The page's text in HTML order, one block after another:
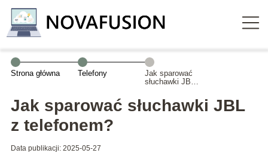
Strona główna Telefony
Jak sparować
słuchawki JBL z
Jak sparować słuchawki JBL
z telefonem?
Data publikacji: 2025-05-27